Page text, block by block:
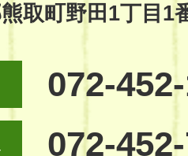
取町野田1丁目1
072-
072-